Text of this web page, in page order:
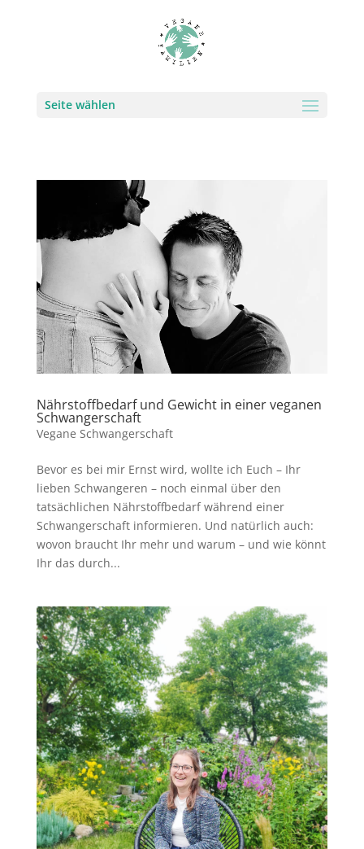
Seite wählen
Nährstoffbedarf und Gewicht in einer veganen
Schwangerschaft
Vegane Schwangerschaft
Bevor es bei mir Ernst wird, wollte ich Euch – Ihr
lieben Schwangeren – noch einmal über den
tatsächlichen Nährstoffbedarf während einer
Schwangerschaft informieren. Und natürlich auch:
wovon braucht Ihr mehr und warum – und wie könnt
Ihr das durch...